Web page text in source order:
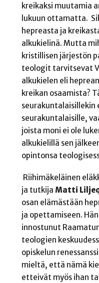
kreikaksi muutamia
lukuun ottamatta.
hepreasta ja
alkukielinä. Mutta
kristillisen järjestön
teologit tarvitsevat
alkukielen eli
kreikan osaamista?
seurakuntalaisillekin
seurakuntalaisille,
joista moni ei ole
alkukielillä sen
opintonsa
Riihimäkeläinen
ja tutkija Matti
osan elämästään
ja opettamiseen.
innostunut
teologien
opiskelun
mieltä, että nämä
etteivät myös ihan